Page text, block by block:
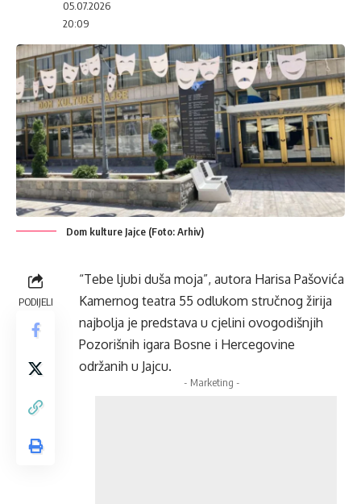
05.07.2026
20:09
Dom kulture Jajce (Foto: Arhiv)
PODIJELI
“Tebe ljubi duša moja”, autora Harisa Pašovića
Kamernog teatra 55 odlukom stručnog žirija
najbolja je predstava u cjelini ovogodišnjih
Pozorišnih igara Bosne i Hercegovine
održanih u Jajcu.
- Marketing -